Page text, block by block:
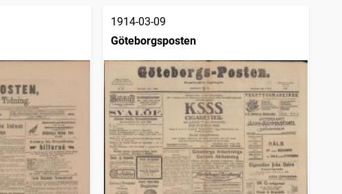
1914-03-09
Göteborgsposten